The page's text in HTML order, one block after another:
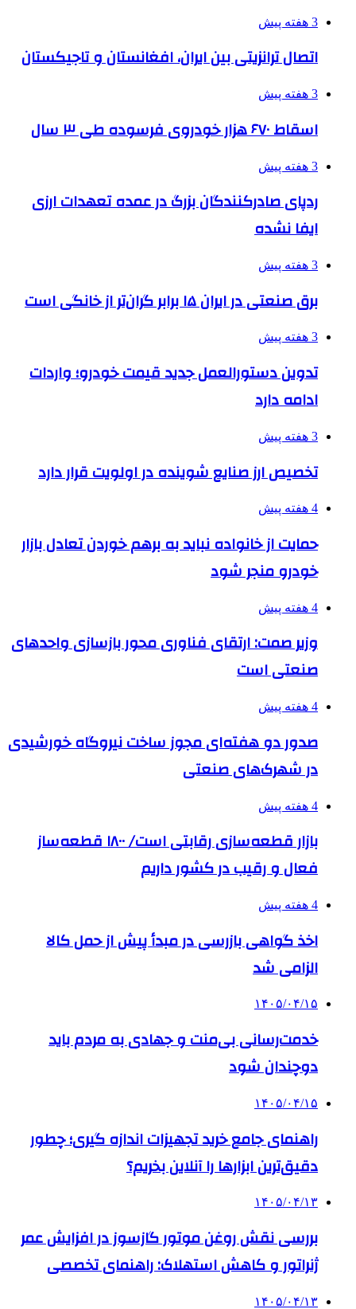
3 هفته پیش
اتصال ترانزیتی بین ایران، افغانستان و تاجیکستان
3 هفته پیش
اسقاط ۶۷۰ هزار خودروی فرسوده طی ۳ سال
3 هفته پیش
ردپای صادرکنندگان بزرگ در عمده تعهدات ارزی
ایفا نشده
3 هفته پیش
برق صنعتی در ایران ۱۵ برابر گران‌تر از خانگی است
3 هفته پیش
تدوین دستورالعمل جدید قیمت خودرو؛ واردات
ادامه دارد
3 هفته پیش
تخصیص ارز صنایع شوینده در اولویت قرار دارد
4 هفته پیش
حمایت از خانواده نباید به برهم خوردن تعادل بازار
خودرو منجر شود
4 هفته پیش
وزیر صمت: ارتقای فناوری محور بازسازی واحدهای
صنعتی است
4 هفته پیش
صدور دو هفته‌ای مجوز ساخت نیروگاه خورشیدی
در شهرک‌های صنعتی
4 هفته پیش
بازار قطعه‌سازی رقابتی است/ ۱۸۰۰ قطعه‌ساز
فعال و رقیب در کشور داریم
4 هفته پیش
اخذ گواهی بازرسی در مبدأ پیش از حمل کالا
الزامی شد
۱۴۰۵/۰۴/۱۵
خدمت‌رسانی بی‌منت و جهادی به مردم باید
دوچندان شود
۱۴۰۵/۰۴/۱۵
راهنمای جامع خرید تجهیزات اندازه گیری؛ چطور
دقیق‌ترین ابزارها را آنلاین بخریم؟
۱۴۰۵/۰۴/۱۳
بررسی نقش روغن موتور گازسوز در افزایش عمر
ژنراتور و کاهش استهلاک: راهنمای تخصصی
۱۴۰۵/۰۴/۱۳